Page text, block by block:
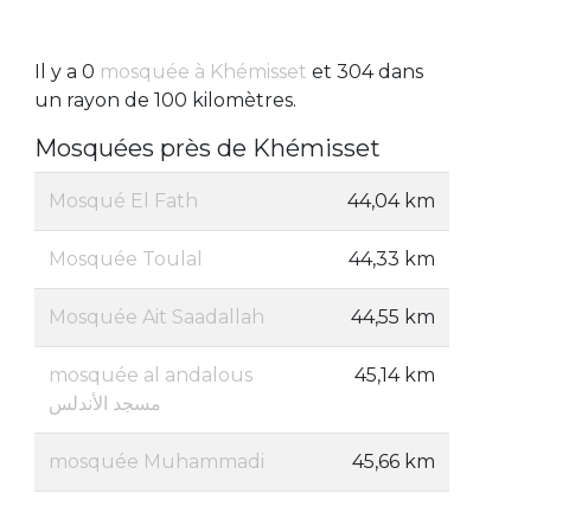
Il y a 0 mosquée à Khémisset et 304 dans
un rayon de 100 kilomètres.
Mosquées près de Khémisset
Mosqué El Fath 44,04 km
Mosquée Toulal 44,33 km
Mosquée Ait Saadallah 44,55 km
mosquée al andalous
مسجد الأندلس
45,14 km
mosquée Muhammadi 45,66 km